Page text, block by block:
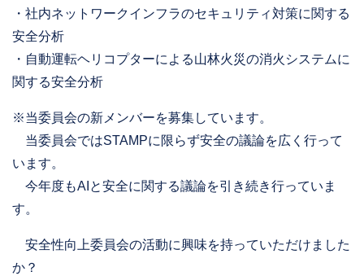
・社内ネットワークインフラのセキュリティ対策に関する
安全分析
・自動運転ヘリコプターによる山林火災の消火システムに
関する安全分析
※当委員会の新メンバーを募集しています。
当委員会ではSTAMPに限らず安全の議論を広く行って
います。
今年度もAIと安全に関する議論を引き続き行っていま
す。
安全性向上委員会の活動に興味を持っていただけました
か？